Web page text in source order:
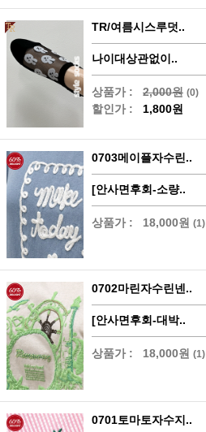
TR/여름시스루덧..
나이대상관없이..
상품가 : 2,000원 (0)
할인가 : 1,800원
0703메이플자수린..
[안사면후회-소량..
상품가 : 18,000원 (1)
0702마린자수린넨..
[안사면후회-대박..
상품가 : 18,000원 (1)
0701토마토자수지..